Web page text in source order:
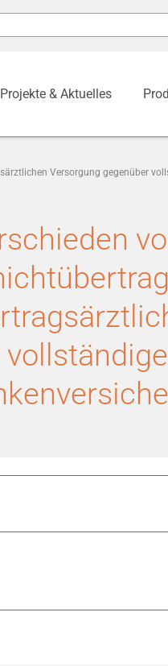
Projekte & Aktuelles
Versorgung gegenüber